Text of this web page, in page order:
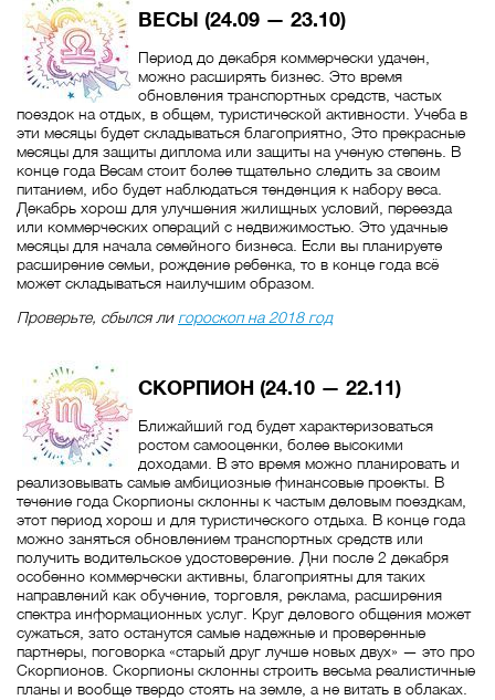
ВЕСЫ (24.09 — 23.10)
Период до декабря коммерчески удачен,
можно расширять бизнес. Это время
обновления транспортных средств, частых
поездок на отдых, в общем, туристической активности. Учеба в
эти месяцы будет складываться благоприятно, Это прекрасные
месяцы для защиты диплома или защиты на ученую степень. В
конце года Весам стоит более тщательно следить за своим
питанием, ибо будет наблюдаться тенденция к набору веса.
Декабрь хорош для улучшения жилищных условий, переезда
или коммерческих операций с недвижимостью. Это удачные
месяцы для начала семейного бизнеса. Если вы планируете
расширение семьи, рождение ребенка, то в конце года всё
может складываться наилучшим образом.
Проверьте, сбылся ли гороскоп на 2018 год
СКОРПИОН (24.10 — 22.11)
Ближайший год будет характеризоваться
ростом самооценки, более высокими
доходами. В это время можно планировать и
реализовывать самые амбициозные финансовые проекты. В
течение года Скорпионы склонны к частым деловым поездкам,
этот период хорош и для туристического отдыха. В конце года
можно заняться обновлением транспортных средств или
получить водительское удостоверение. Дни после 2 декабря
особенно коммерчески активны, благоприятны для таких
направлений как обучение, торговля, реклама, расширения
спектра информационных услуг. Круг делового общения может
сужаться, зато останутся самые надежные и проверенные
партнеры, поговорка «старый друг лучше новых двух» — это про
Скорпионов. Скорпионы склонны строить весьма реалистичные
планы и вообще твердо стоять на земле, а не витать в облаках.